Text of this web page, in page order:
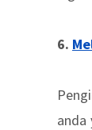
6.
anda